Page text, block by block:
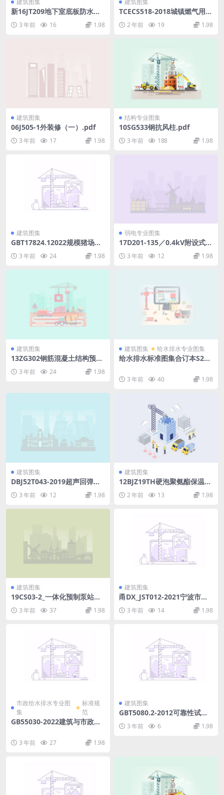
建筑图集
新16JT209地下室底板防水构
造做法选用表(高清无水印)(2
1.12MB).pdf
3 年前 16 1.98
建筑图集
TCECS518-2018城镇燃气用二
2 年前 19 1.98
建筑图集
06J505-1外装修（一）.pdf
3 年前 17 1.98
结构专业图集
10SG533钢抗风柱.pdf
3 年前 188 1.98
建筑图集
GBT17824.12022规模猪场建
3 年前 24 1.98
弱电专业图集
17D201-135／0.4kV附设式油
3 年前 12 1.98
建筑图集
13ZG302钢筋混凝土结构预埋
3 年前 24 1.98
建筑图集 给水排水专业图集
给水排水标准图集合订本S2
3 年前 40 1.98
建筑图集
DBJ52T043-2019超声回弹综
规程.pdf
3 年前 12 1.98
建筑图集
12BJZ19TH硬泡聚氨酯保温及
2 年前 13 1.98
建筑图集
19CS03-2_一体化预制泵站选
3 年前 37 1.98
建筑图集
甬DX_JST012-2021宁波市装
配式混凝土预制构件构造图集.
pdf3 年前 14 1.98
市政给水排水专业图
集
标准规
范
GB55030-2022建筑与市政工
3 年前 27 1.98
建筑图集
GBT5080.2-2012可靠性试验
第2部分：试验周期设计.pdf
3 年前 6 1.98